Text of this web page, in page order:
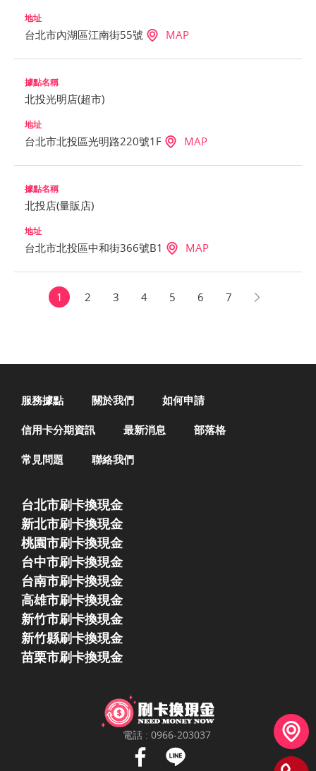
台北市內湖區江南街55號 MAP
北投光明店(超市)
台北市北投區光明路220號1F MAP
北投店(量販店)
台北市北投區中和街366號B1 MAP
1 2 3 4 5 6 7
服務據點 關於我們 如何申請
信用卡分期資訊 最新消息 部落格
常見問題 聯絡我們
台北市刷卡換現金
新北市刷卡換現金
桃園市刷卡換現金
台中市刷卡換現金
台南市刷卡換現金
高雄市刷卡換現金
新竹市刷卡換現金
新竹縣刷卡換現金
苗栗市刷卡換現金
電話 : 0966-203037